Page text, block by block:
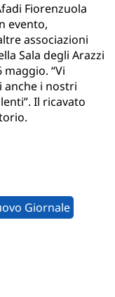
Fiorenzuola
evento,
associazioni
Sala degli Arazzi
“Vi
anche i nostri
Il ricavato
Giornale